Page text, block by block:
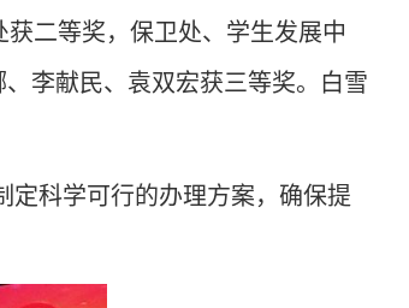
二等奖，保卫处、学生发展中
李献民、袁双宏获三等奖。白雪
定科学可行的办理方案，确保提